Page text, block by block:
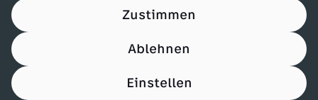
Zustimmen
Ablehnen
Einstellen
Pfannkuchen-Rouladen